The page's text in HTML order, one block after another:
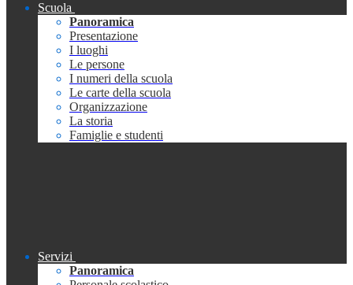
Scuola
Panoramica
Presentazione
I luoghi
Le persone
I numeri della scuola
Le carte della scuola
Organizzazione
La storia
Famiglie e studenti
Servizi
Panoramica